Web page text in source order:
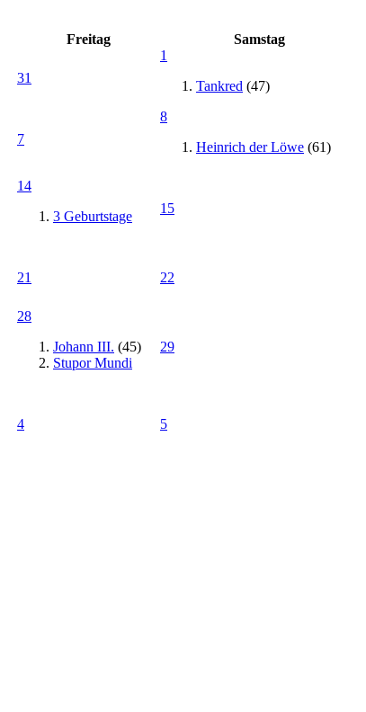
Freitag Samstag
31
1
Tankred (47)
7
8
Heinrich der Löwe (61)
14
3 Geburtstage
15
21 22
28
Johann III. (45)
Stupor Mundi
29
4 5